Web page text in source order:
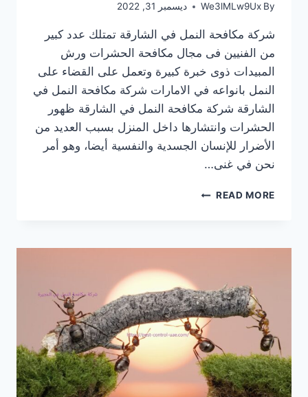
By
We3lMLw9Ux ديسمبر 31, 2022
شركة مكافحة النمل في الشارقة تمتلك عدد كبير
من الفنيين فى مجال مكافحة الحشرات ورش
المبيدات ذوى خبرة كبيرة وتعمل على القضاء على
النمل بانواعه في الامارات شركة مكافحة النمل في
الشارقة شركة مكافحة النمل في الشارقة ظهور
الحشرات وانتشارها داخل المنزل بسبب العديد من
الأضرار للإنسان الجسدية والنفسية أيضا، وهو أمر
نحن في غنى…
READ MOREشركة
الشارقة
فورية